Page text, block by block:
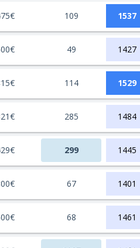
109 1537
49 1427
114 1529
285 1484
299 1445
67 1401
68 1461